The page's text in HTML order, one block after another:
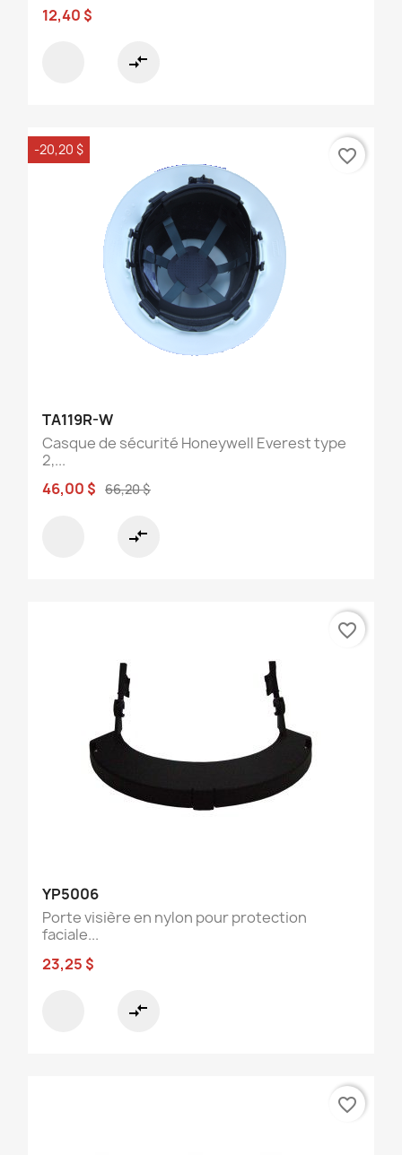
12,40 $
compare_arrows
TA119R-W
Casque de sécurité Honeywell Everest type
2,...
46,00 $ 66,20 $
compare_arrows
-20,20 $ favorite_border
YP5006
Porte visière en nylon pour protection
faciale...
23,25 $
compare_arrows
favorite_border
favorite_border